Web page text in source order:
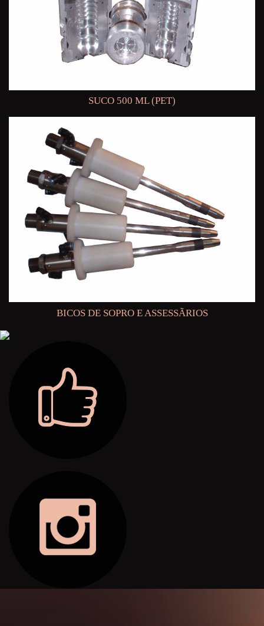
SUCO 500 ML (PET)
BICOS DE SOPRO E ASSESSÃRIOS